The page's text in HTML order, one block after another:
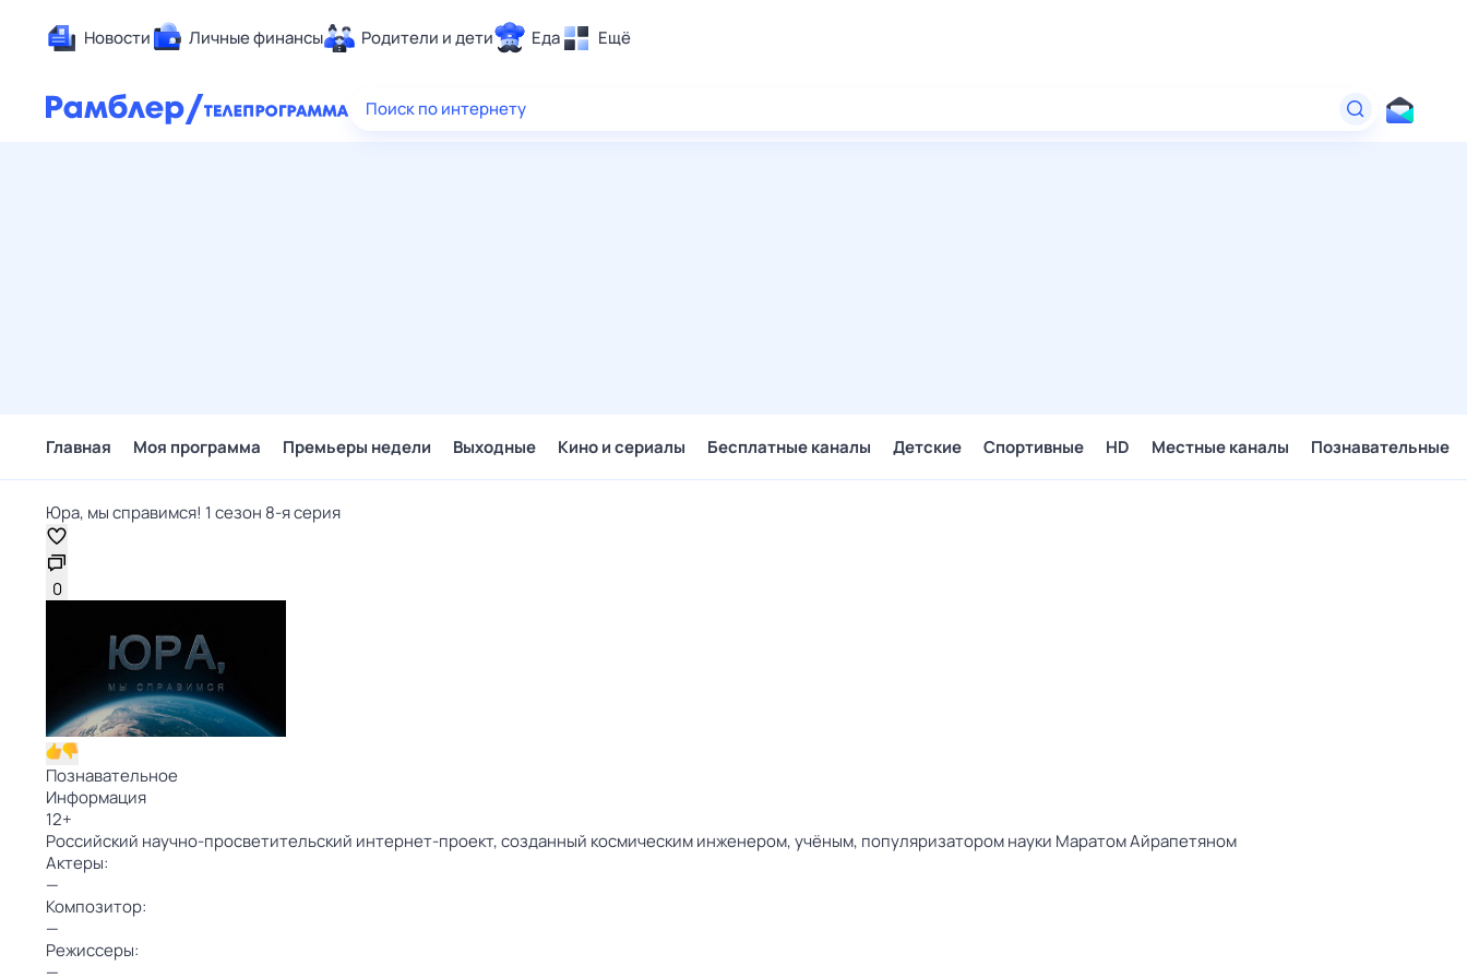
Новости Личные финансы Родители и дети Еда Ещё
Здоровье
Поиск по интернету
Главная Моя программа Премьеры недели Выходные Кино и сериалы Бесплатные каналы Детские Спортивные HD Местные каналы Познавательные
Юра, мы справимся! 1 сезон 8-я серия
0
Познавательное
Информация
12+
Российский научно-просветительский интернет-проект, созданный космическим инженером, учёным, популяризатором науки Маратом Айрапетяном
Актеры:
—
Композитор:
—
Режиссеры:
—